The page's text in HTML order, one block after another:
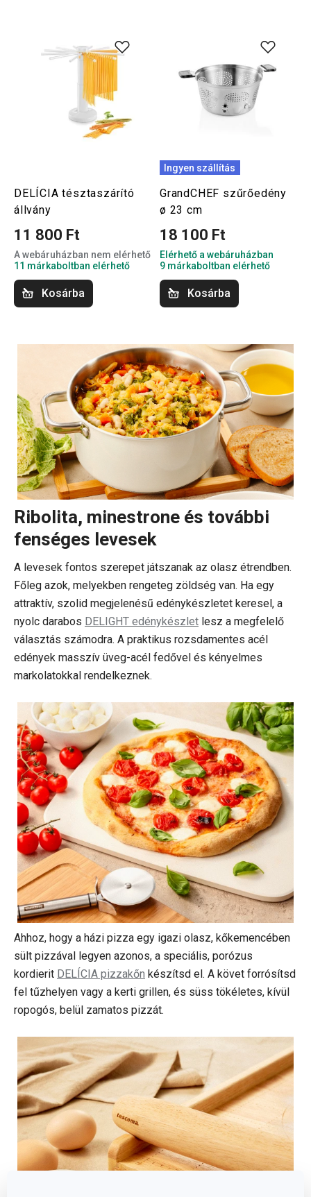
DELÍCIA tésztaszárító
állvány
11 800 Ft
A webáruházban nem elérhető
11 márkaboltban elérhető
Kosárba
Ingyen szállítás
GrandCHEF szűrőedény
ø 23 cm
18 100 Ft
Elérhető a webáruházban
9 márkaboltban elérhető
Kosárba
Ribolita, minestrone és további
fenséges levesek
A levesek fontos szerepet játszanak az olasz étrendben.
Főleg azok, melyekben rengeteg zöldség van. Ha egy
attraktív, szolid megjelenésű edénykészletet keresel, a
nyolc darabos DELIGHT edénykészlet lesz a megfelelő
választás számodra. A praktikus rozsdamentes acél
edények masszív üveg-acél fedővel és kényelmes
markolatokkal rendelkeznek.
Ahhoz, hogy a házi pizza egy igazi olasz, kőkemencében
sült pizzával legyen azonos, a speciális, porózus
kordierit DELÍCIA pizzakőn készítsd el. A követ forrósítsd
fel tűzhelyen vagy a kerti grillen, és süss tökéletes, kívül
ropogós, belül zamatos pizzát.